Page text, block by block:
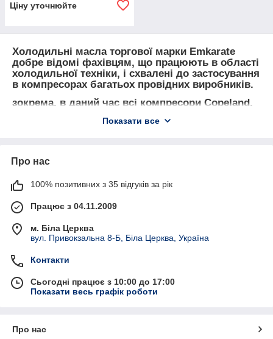
Ціну уточнюйте
Холодильні масла торгової марки Emkarate
добре відомі фахівцям, що працюють в області
холодильної техніки, і схвалені до застосування
в компресорах багатьох провідних виробників.
зокрема, в даний час всі компресори Copeland,
сходять з конвеєра заводів, заправлені маслом
в порівнянні з маслами конкуруючих торгових
Найважливішими експлуатаційними
параметрами будь-якого холодильного олії є
висока ступінь стабільності масла при високій
температурі, що дозволяє маслу зберігати
змащувальні властивості і не розкладатися при
здатність масла зберігати високу плинність без
випадання парафінів при низьких температурах
кипіння. Таким вимогам відповідають,
насамперед, масла, створені без використання
Нова серія повністю синтетичних поліефірних
Показати все
Про нас
100% позитивних з 35 відгуків за рік
Працює з 04.11.2009
м. Біла Церква
вул. Привокзальна 8-Б, Біла Церква, Україна
Контакти
Сьогодні працює з 10:00 до 17:00
Показати весь графік роботи
Про нас